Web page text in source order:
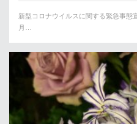
新型コロナウイルスに関する緊急事態
月…